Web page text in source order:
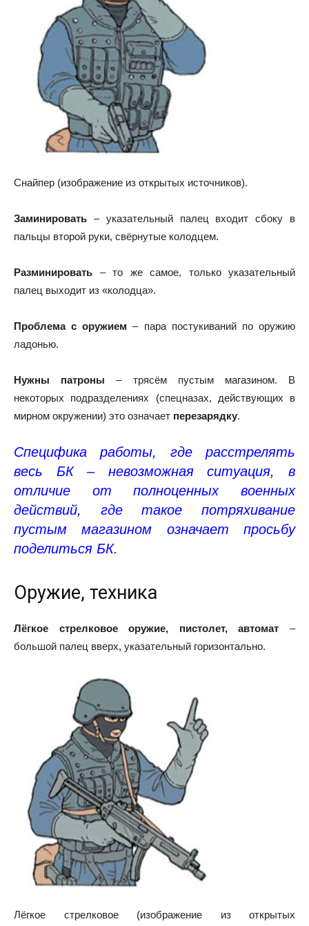
Снайпер (изображение из открытых источников).
Заминировать – указательный палец входит сбоку в
пальцы второй руки, свёрнутые колодцем.
Разминировать – то же самое, только указательный
палец выходит из «колодца».
Проблема с оружием – пара постукиваний по оружию
ладонью.
Нужны патроны – трясём пустым магазином. В
некоторых подразделениях (спецназах, действующих в
мирном окружении) это означает перезарядку.
Специфика работы, где расстрелять
весь БК – невозможная ситуация, в
отличие от полноценных военных
действий, где такое потряхивание
пустым магазином означает просьбу
поделиться БК.
Оружие, техника
Лёгкое стрелковое оружие, пистолет, автомат –
большой палец вверх, указательный горизонтально.
Лёгкое стрелковое (изображение из открытых